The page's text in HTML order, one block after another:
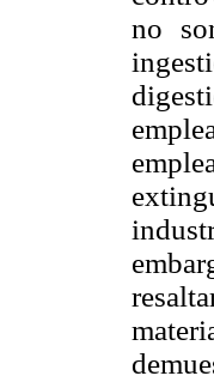
no